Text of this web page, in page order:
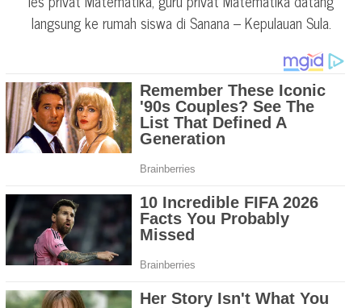
langsung ke rumah siswa di Sanana – Kepulauan Sula.